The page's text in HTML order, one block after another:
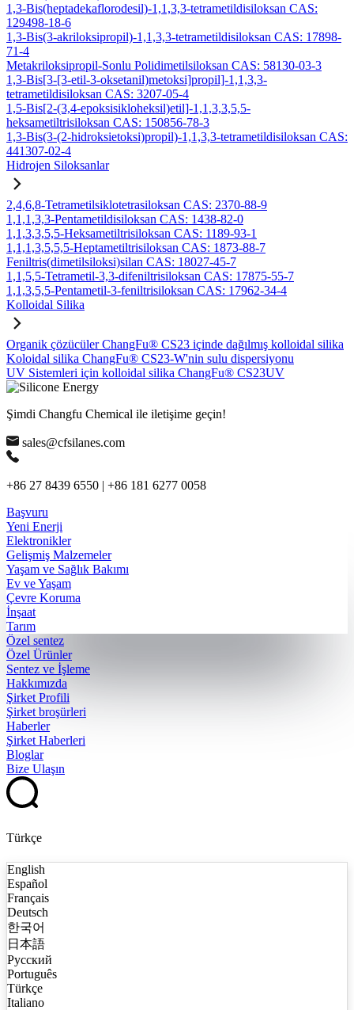
1,3-Bis(heptadekaflorodesil)-1,1,3,3-tetrametildisiloksan CAS:
129498-18-6
1,3-Bis(3-akriloksipropil)-1,1,3,3-tetrametildisiloksan CAS: 17898-
71-4
Metakriloksipropil-Sonlu Polidimetilsiloksan CAS: 58130-03-3
1,3-Bis[3-[3-etil-3-oksetanil)metoksi]propil]-1,1,3,3-
tetrametildisiloksan CAS: 3207-05-4
1,5-Bis[2-(3,4-epoksisikloheksil)etil]-1,1,3,3,5,5-
heksametiltrisiloksan CAS: 150856-78-3
1,3-Bis(3-(2-hidroksietoksi)propil)-1,1,3,3-tetrametildisiloksan CAS:
441307-02-4
Hidrojen Siloksanlar
2,4,6,8-Tetrametilsiklotetrasiloksan CAS: 2370-88-9
1,1,1,3,3-Pentametildisiloksan CAS: 1438-82-0
1,1,3,3,5,5-Heksametiltrisiloksan CAS: 1189-93-1
1,1,1,3,5,5,5-Heptametiltrisiloksan CAS: 1873-88-7
Feniltris(dimetilsiloksi)silan CAS: 18027-45-7
1,1,5,5-Tetrametil-3,3-difeniltrisiloksan CAS: 17875-55-7
1,1,3,5,5-Pentametil-3-feniltrisiloksan CAS: 17962-34-4
Kolloidal Silika
Organik çözücüler ChangFu® CS23 içinde dağılmış kolloidal silika
Koloidal silika ChangFu® CS23-W'nin sulu dispersiyonu
UV Sistemleri için kolloidal silika ChangFu® CS23UV
Şimdi Changfu Chemical ile iletişime geçin!
sales@cfsilanes.com
+86 27 8439 6550 | +86 181 6277 0058
Başvuru
Yeni Enerji
Elektronikler
Gelişmiş Malzemeler
Yaşam ve Sağlık Bakımı
Ev ve Yaşam
Çevre Koruma
İnşaat
Tarım
Özel sentez
Özel Ürünler
Sentez ve İşleme
Hakkımızda
Şirket Profili
Şirket broşürleri
Haberler
Şirket Haberleri
Bloglar
Bize Ulaşın
Türkçe
English
Español
Français
Deutsch
한국어
日本語
Русский
Português
Türkçe
Italiano